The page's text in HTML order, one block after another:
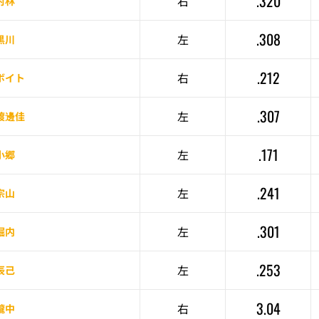
川 左 .308
イト 右 .212
邊佳 左 .307
郷 左 .171
山 左 .241
内 左 .301
己 左 .253
中 右 3.04